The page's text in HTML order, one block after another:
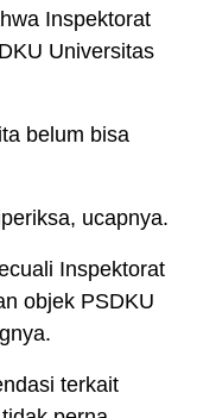
Inspektorat
Universitas
belum bisa
ucapnya.
Inspektorat
objek PSDKU
terkait